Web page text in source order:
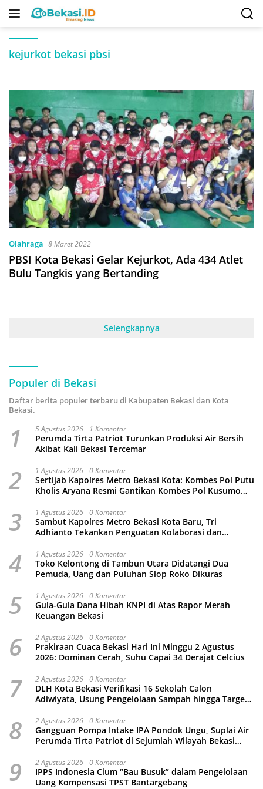
Langsung
kejurkot bekasi pbsi
Olahraga 8 Maret 2022
PBSI Kota Bekasi Gelar Kejurkot, Ada 434 Atlet
Bulu Tangkis yang Bertanding
Selengkapnya
Populer di Bekasi
Daftar berita populer terbaru di Kabupaten Bekasi dan Kota
Bekasi.
1 5 Agustus 2026 1 Komentar
Perumda Tirta Patriot Turunkan Produksi Air Bersih
Akibat Kali Bekasi Tercemar
2 1 Agustus 2026 0 Komentar
Sertijab Kapolres Metro Bekasi Kota: Kombes Pol Putu
Kholis Aryana Resmi Gantikan Kombes Pol Kusumo
3 1 Agustus 2026 0 Komentar
Sambut Kapolres Metro Bekasi Kota Baru, Tri
Adhianto Tekankan Penguatan Kolaborasi dan
4 1 Agustus 2026 0 Komentar
Toko Kelontong di Tambun Utara Didatangi Dua
Pemuda, Uang dan Puluhan Slop Roko Dikuras
5 1 Agustus 2026 0 Komentar
Gula-Gula Dana Hibah KNPI di Atas Rapor Merah
Keuangan Bekasi
6 2 Agustus 2026 0 Komentar
Prakiraan Cuaca Bekasi Hari Ini Minggu 2 Agustus
2026: Dominan Cerah, Suhu Capai 34 Derajat Celcius
7 2 Agustus 2026 0 Komentar
DLH Kota Bekasi Verifikasi 16 Sekolah Calon
Adiwiyata, Usung Pengelolaan Sampah hingga Target
8 2 Agustus 2026 0 Komentar
Gangguan Pompa Intake IPA Pondok Ungu, Suplai Air
Perumda Tirta Patriot di Sejumlah Wilayah Bekasi
9 2 Agustus 2026 0 Komentar
IPPS Indonesia Cium “Bau Busuk” dalam Pengelolaan
Uang Kompensasi TPST Bantargebang